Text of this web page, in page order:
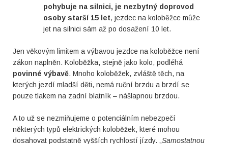
pohybuje na silnici, je nezbytný doprovod
osoby starší 15 let, jezdec na koloběžce může
jet na silnici sám až po dosažení 10 let.
Jen věkovým limitem a výbavou jezdce na koloběžce není
zákon naplněn. Koloběžka, stejně jako kolo, podléhá
povinné výbavě. Mnoho koloběžek, zvláště těch, na
kterých jezdí mladší děti, nemá ruční brzdu a brzdí se
pouze tlakem na zadní blatník – nášlapnou brzdou.
A to už se nezmiňujeme o potenciálním nebezpečí
některých typů elektrických koloběžek, které mohou
dosahovat podstatně vyšších rychlostí jízdy. „ Samostatnou